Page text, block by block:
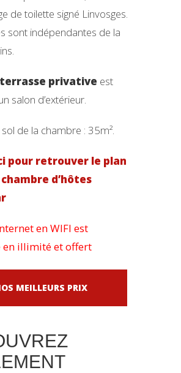
de toilette signé Linvosges.
sont indépendantes de la
terrasse privative est
salon d’extérieur.
de la chambre : 35m².
pour retrouver le plan
d’hôtes
en WIFI est
en illimité et offert
MEILLEURS PRIX